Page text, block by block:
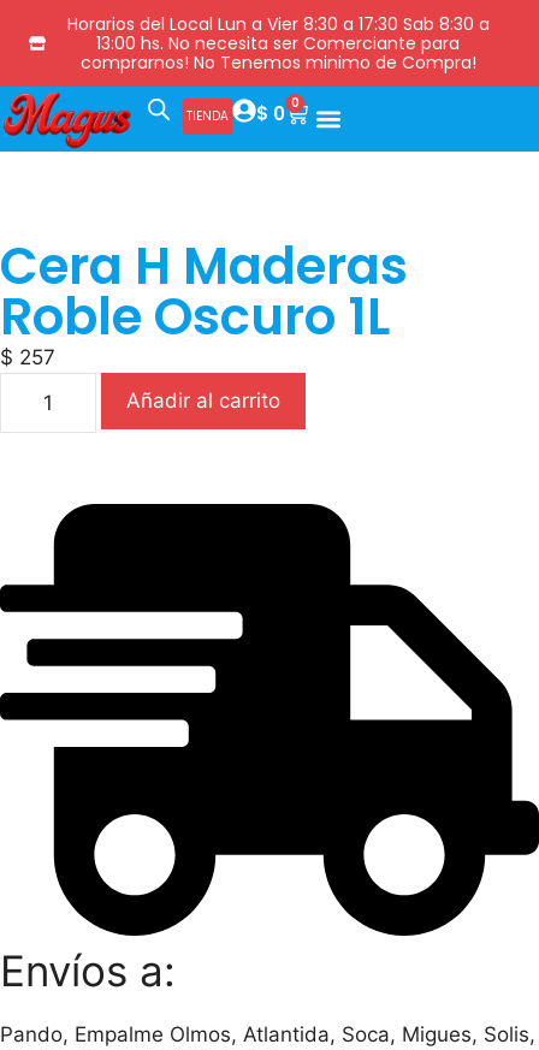
Horarios del Local Lun a Vier 8:30 a 17:30 Sab 8:30 a
13:00 hs. No necesita ser Comerciante para
comprarnos! No Tenemos minimo de Compra!
TIENDA $ 0 0
Cera H Maderas
Roble Oscuro 1L
$ 257
Añadir al carrito
Envíos a:
Pando, Empalme Olmos, Atlantida, Soca, Migues, Solis,